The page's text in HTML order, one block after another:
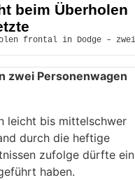
beim Überholen
zwei Personenwagen
leicht bis mittelschwer
durch die heftige
zufolge dürfte ein
haben.